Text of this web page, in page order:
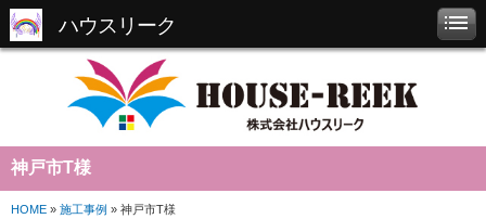
ハウスリーク
神戸市T様
HOME » 施工事例 » 神戸市T様